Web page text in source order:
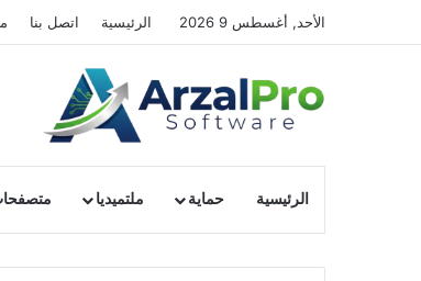
الأحد, أغسطس 9 2026 الرئيسية اتصل بنا
الرئيسية حماية ملتميديا